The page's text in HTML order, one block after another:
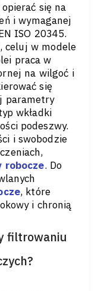
się na
i wymaganej
ISO 20345.
celuj w modele
praca w
na wilgoć i
się
parametry
wkładki
podeszwy.
i swobodzie
robocze. Do
, które
i chronią
filtrowaniu